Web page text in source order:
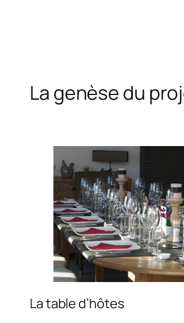
La genèse du
La table d’hôtes